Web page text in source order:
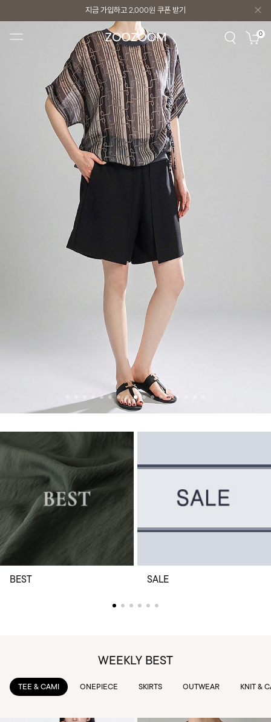
지금 가입하고 2,000원 쿠폰 받기
지금 가입하고 2,000원쿠폰 받기 0
BEST SALE
WEEKLY BEST
TEE & CAMI ONEPIECE SKIRTS OUTWEAR KNIT &